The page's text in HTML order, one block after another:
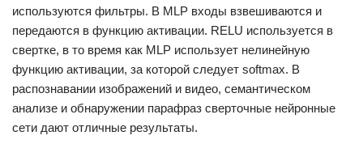
используются фильтры. В MLP входы взвешиваются и
передаются в функцию активации. RELU используется в
свертке, в то время как MLP использует нелинейную
функцию активации, за которой следует softmax. В
распознавании изображений и видео, семантическом
анализе и обнаружении парафраз сверточные нейронные
сети дают отличные результаты.